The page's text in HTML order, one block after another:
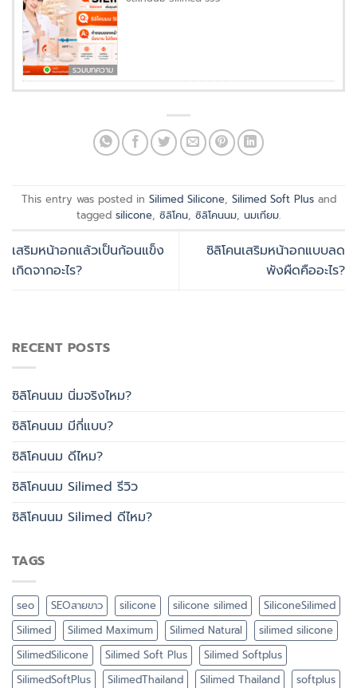
รวมบทความ
This entry was posted in Silimed Silicone, Silimed Soft Plusand
tagged silicone, ซิลิโคน, ซิลิโคนนม, นมเทียม.
เสริมหน้าอกแล้วเป็นก้อนแข็ง
เกิดจากอะไร?
ซิลิโคนเสริมหน้าอกแบบลด
พังผืดคืออะไร?
RECENT POSTS
ซิลิโคนนม นิ่มจริงไหม?
ซิลิโคนนม มีกี่แบบ?
ซิลิโคนนม ดีไหม?
ซิลิโคนนม Silimed รีวิว
ซิลิโคนนม Silimed ดีไหม?
TAGS
seo SEOสายขาว silicone silicone silimed
SiliconeSilimed
Silimed
Silimed Maximum Silimed Natural
silimed silicone
SilimedSilicone
Silimed Soft Plus
Silimed Softplus
SilimedSoftPlus
SilimedThailand Silimed Thailand
softplus